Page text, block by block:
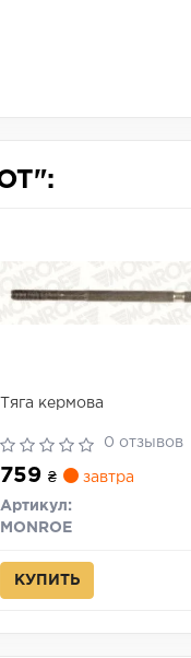
Тяга кермова
0 отзывов
759 ₴ завтра
Артикул:
MONROE
КУПИТЬ